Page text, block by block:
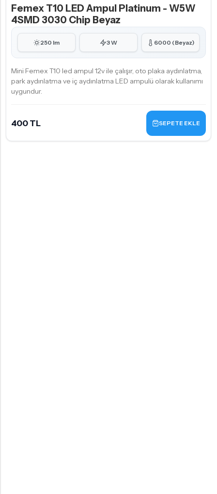
Femex T10 LED Ampul Platinum - W5W
4SMD 3030 Chip Beyaz
250 lm 3 W 6000 (Beyaz)
Mini Femex T10 led ampul 12v ile çalışır, oto plaka aydınlatma,
park aydınlatma ve iç aydınlatma LED ampulü olarak kullanımı
uygundur.
400 TL SEPETE EKLE